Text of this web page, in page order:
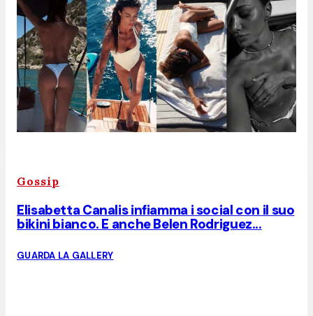
Gossip
Elisabetta Canalis infiamma i social con il suo
bikini bianco. E anche Belen Rodriguez...
GUARDA LA GALLERY